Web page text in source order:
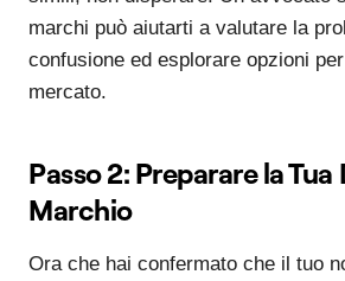
marchi può aiutarti a valutare la
confusione ed esplorare opzioni
mercato.
Passo 2: Preparare la
Marchio
Ora che hai confermato che il tuo